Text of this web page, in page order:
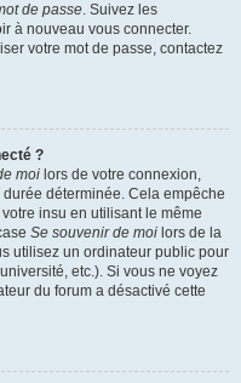
de passe. Suivez les
à nouveau vous connecter.
votre mot de passe, contactez
?
moi lors de votre connexion,
déterminée. Cela empêche
insu en utilisant le même
Se souvenir de moi lors de la
utilisez un ordinateur public pour
etc.). Si vous ne voyez
du forum a désactivé cette